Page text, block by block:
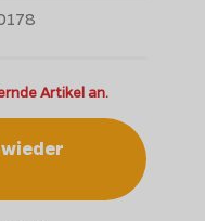
Artikel an.